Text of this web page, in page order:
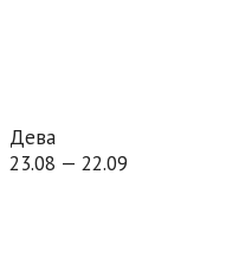
Дева
23.08 — 22.09